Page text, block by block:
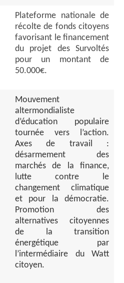
Plateforme nationale de
récolte de fonds citoyens
favorisant le financement
du projet des Survoltés
pour un montant de
50.000€.
Mouvement
altermondialiste
d’éducation populaire
tournée vers l’action.
Axes de travail :
désarmement des
marchés de la finance,
lutte contre le
changement climatique
et pour la démocratie.
Promotion des
alternatives citoyennes
de la transition
énergétique par
l’intermédiaire du Watt
citoyen.